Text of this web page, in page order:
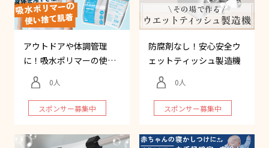
アウトドアや体調管理
に！吸水ポリマーの使い
捨て肌着
0
スポンサー募集中
防腐剤なし！安心安全ウ
ェットティッシュ製造機
0
スポンサー募集中